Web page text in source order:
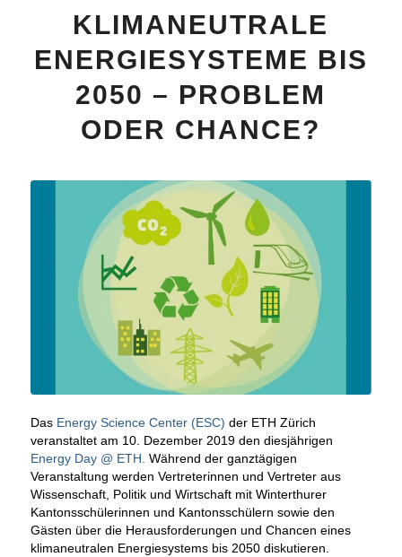
KLIMANEUTRALE
ENERGIESYSTEME BIS
2050 – PROBLEM
ODER CHANCE?
Das Energy Science Center (ESC) der ETH Zürich
veranstaltet am 10. Dezember 2019 den diesjährigen
Energy Day @ ETH. Während der ganztägigen
Veranstaltung werden Vertreterinnen und Vertreter aus
Wissenschaft, Politik und Wirtschaft mit Winterthurer
Kantonsschülerinnen und Kantonsschülern sowie den
Gästen über die Herausforderungen und Chancen eines
klimaneutralen Energiesystems bis 2050 diskutieren.